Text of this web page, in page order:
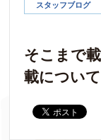
スタッフブログ
そこまで
載について